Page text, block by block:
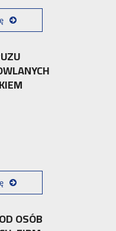
OSÓB